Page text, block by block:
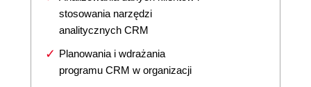
stosowania narzędzi
analitycznych CRM
Planowania i wdrażania
programu CRM w organizacji